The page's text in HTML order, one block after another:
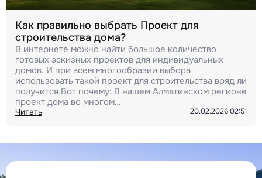
Как правильно выбрать Проект для
строительства дома?
В интернете можно найти большое количество
готовых эскизных проектов для индивидуальных
домов. И при всем многообразии выбора
использовать такой проект для строительства вряд ли
получится.Вот почему: В нашем Алматинском регионе
проект дома во многом…
Читать 20.02.2026 02:51